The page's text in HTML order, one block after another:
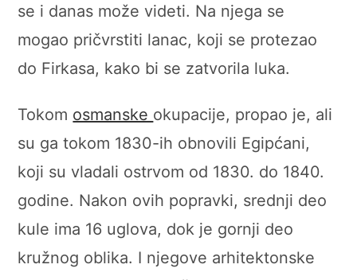
se i danas može videti. Na njega se
mogao pričvrstiti lanac, koji se protezao
do Firkasa, kako bi se zatvorila luka.
Tokom osmanske okupacije, propao je, ali
su ga tokom 1830-ih obnovili Egipćani,
koji su vladali ostrvom od 1830. do 1840.
godine. Nakon ovih popravki, srednji deo
kule ima 16 uglova, dok je gornji deo
kružnog oblika. I njegove arhitektonske